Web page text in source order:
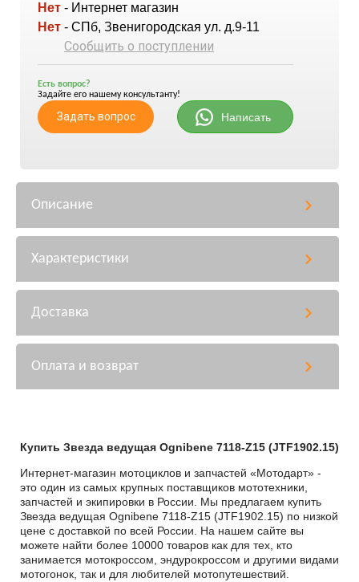
Нет - Интернет магазин
Нет - СПб, Звенигородская ул. д.9-11
Сообщить о поступлении
Есть вопрос?
Задайте его нашему консультанту!
Задать вопрос Написать
Описание
Характеристики
Доставка
Оплата и возврат
Купить Звезда ведущая Ognibene 7118-Z15 (JTF1902.15)
Интернет-магазин мотоциклов и запчастей «Мотодарт» -
это один из самых крупных поставщиков мототехники,
запчастей и экипировки в России. Мы предлагаем купить
Звезда ведущая Ognibene 7118-Z15 (JTF1902.15) по низкой
цене с доставкой по всей России. На нашем сайте вы
можете найти более 10000 товаров как для тех, кто
занимается мотокроссом, эндурокроссом и другими видами
мотогонок, так и для любителей мотопутешествий.